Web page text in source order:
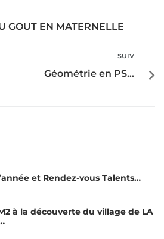
GOUT EN MATERNELLE
SUIV
Géométrie en PS…
et Rendez-vous Talents…
à la découverte du village de LA